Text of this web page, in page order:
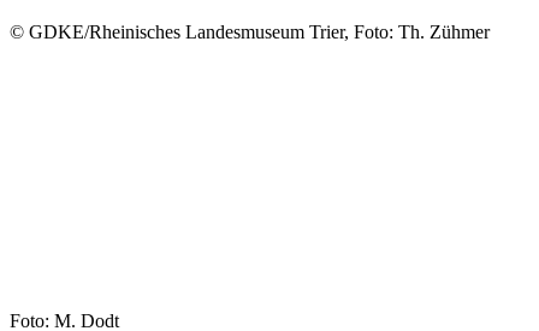
© GDKE/Rheinisches Landesmuseum Trier, Foto: Th. Zühmer
Foto: M. Dodt